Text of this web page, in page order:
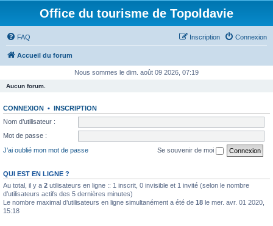
Office du tourisme de Topoldavie
FAQ Connexion
Inscription
Accueil du forum
Nous sommes le dim. août 09 2026, 07:19
Aucun forum.
CONNEXION • INSCRIPTION
Nom d’utilisateur :
Mot de passe :
J’ai oublié mon mot de passe
Se souvenir de moi
QUI EST EN LIGNE ?
Au total, il y a 2 utilisateurs en ligne :: 1 inscrit, 0 invisible et 1 invité (selon le nombre
d’utilisateurs actifs des 5 dernières minutes)
Le nombre maximal d’utilisateurs en ligne simultanément a été de 18 le mer. avr. 01 2020,
15:18